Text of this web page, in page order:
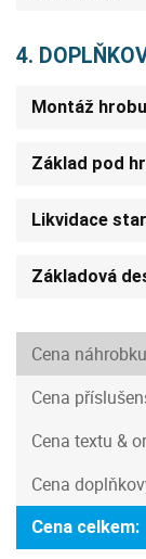
4.
Montáž hrobu
Základ pod
Likvidace
Základová
Cena
Cena
Cena textu &
Cena
Cena celkem: